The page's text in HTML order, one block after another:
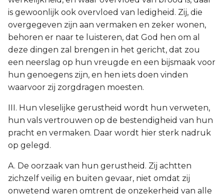
is gewoonlijk ook overvloed van ledigheid. Zij, die
overgegeven zijn aan vermaken en zeker wonen,
behoren er naar te luisteren, dat God hen om al
deze dingen zal brengen in het gericht, dat zou
een neerslag op hun vreugde en een bijsmaak voor
hun genoegens zijn, en hen iets doen vinden
waarvoor zij zorgdragen moesten.
III. Hun vleselijke gerustheid wordt hun verweten,
hun vals vertrouwen op de bestendigheid van hun
pracht en vermaken. Daar wordt hier sterk nadruk
op gelegd.
A. De oorzaak van hun gerustheid. Zij achtten
zichzelf veilig en buiten gevaar, niet omdat zij
onwetend waren omtrent de onzekerheid van alle